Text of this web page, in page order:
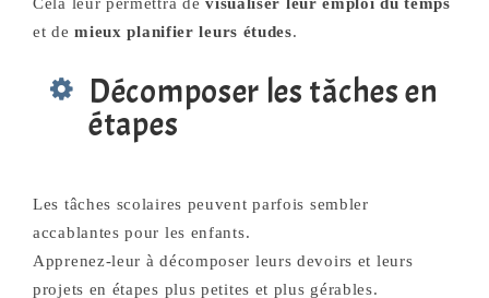
et demieux planifier leurs études.
Décomposer les tâches en
étapes
Les tâches scolaires peuvent parfois sembler
accablantes pour les enfants.
Apprenez-leur à décomposer leurs devoirs et leurs
projets en étapes plus petites et plus gérables.